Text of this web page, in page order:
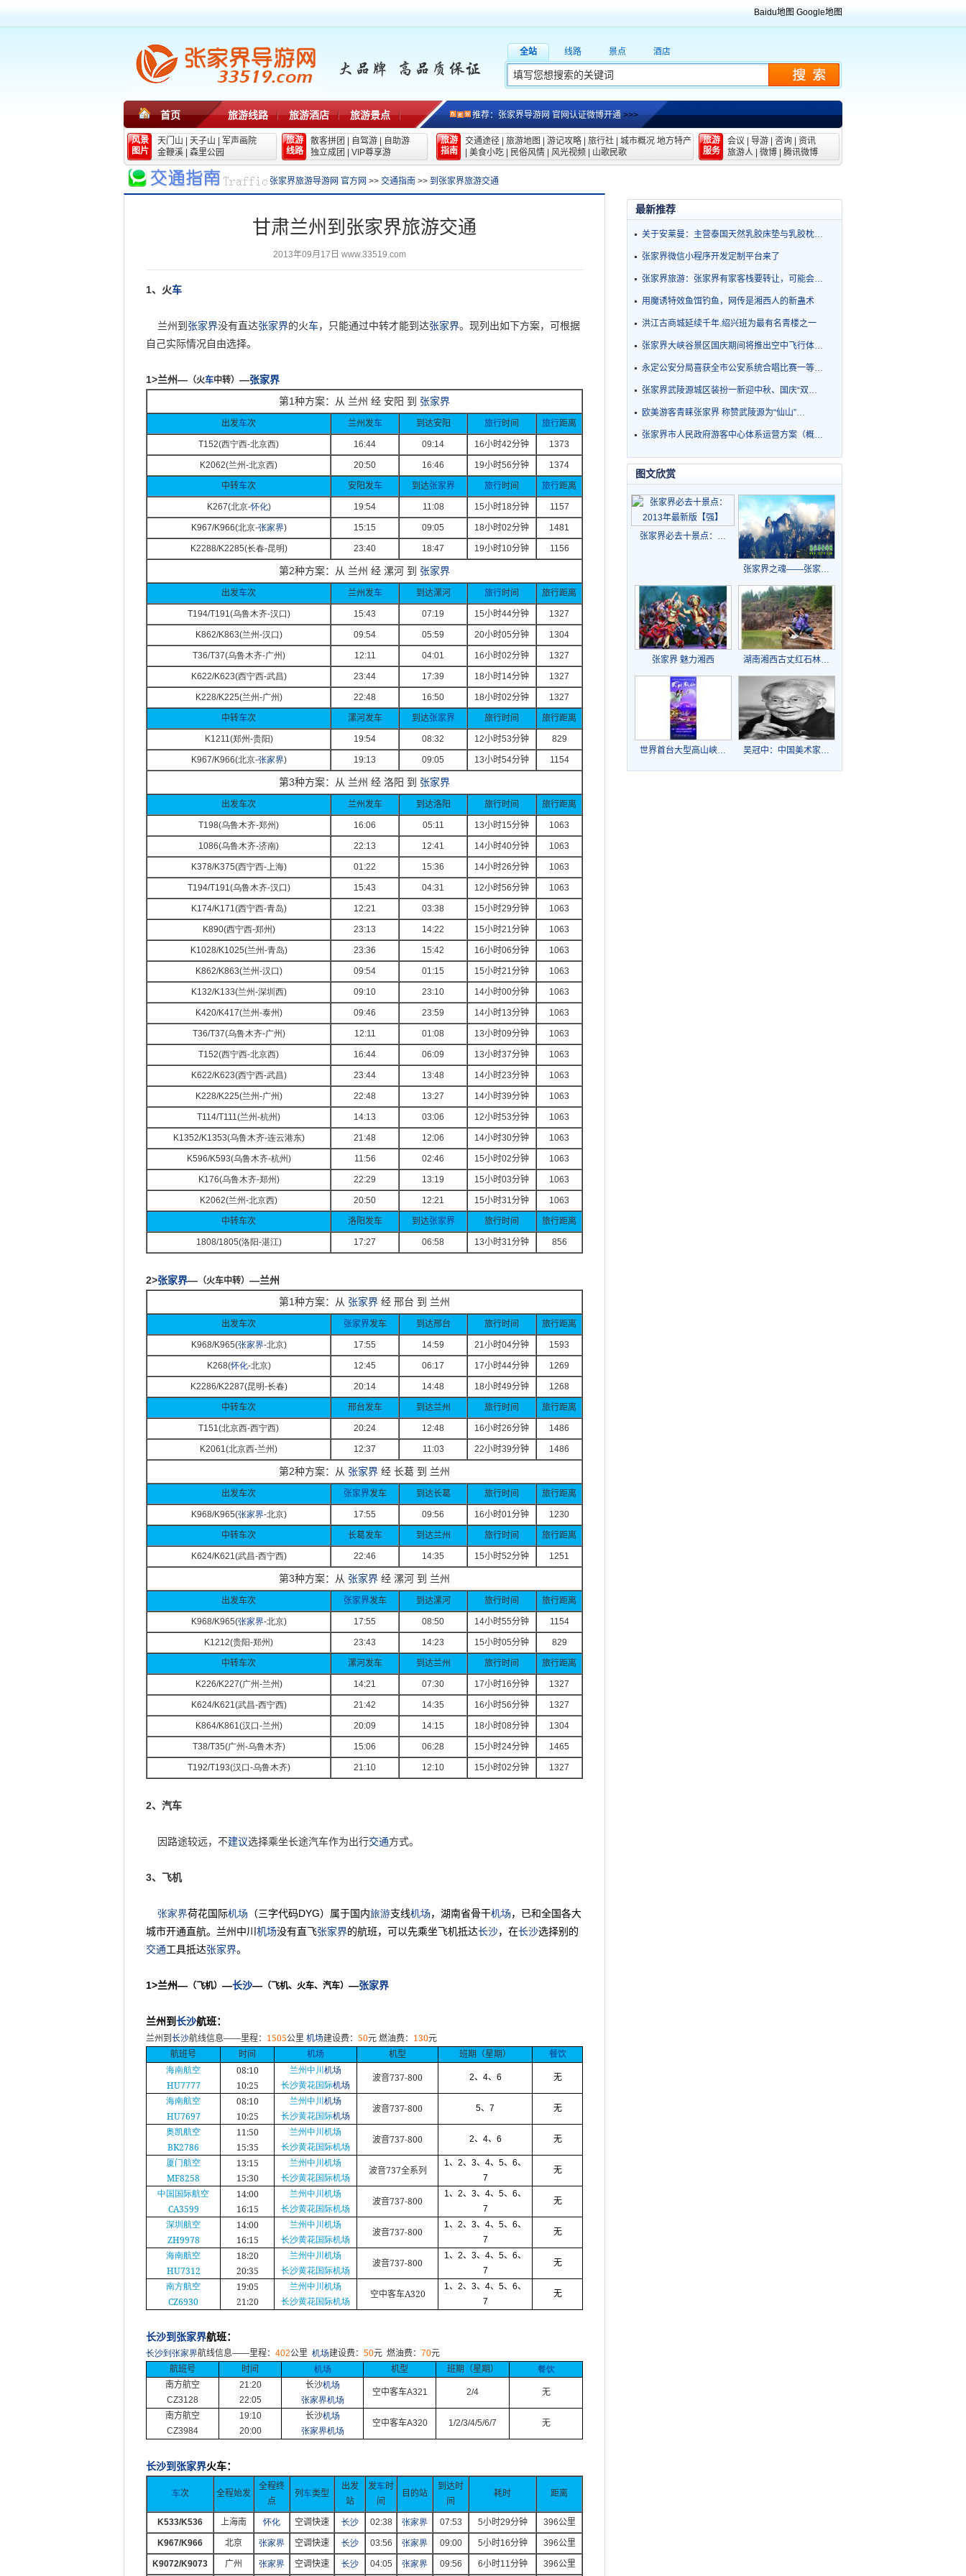
Baidu地图 Google地图
全站 线路 景点 酒店
首页 旅游线路 旅游酒店 旅游景点 推荐：张家界导游网 官网认证微博开通>>>
风景
图片
天门山 天子山
军声画院
金鞭溪
森里公园
旅游
线路
散客拼团 自驾游
自助游
独立成团
VIP尊享游
旅游
指南
交通途径 旅游地图 游记攻略 旅行社 城市概况 地方特产
美食小吃 民俗风情 风光视频 山歌民歌
旅游
服务
会议 导游 咨询
资讯
旅游人
微博 腾讯微博
张家界旅游导游网 官方网 >> 交通指南 >> 到张家界旅游交通
甘肃兰州到张家界旅游交通
2013年09月17日 www.33519.com
1、火车
兰州到 张家界没有直达张家界的火车，只能通过中转才能到达张家界。现列出如下方案，可根据
自己实际情况自由选择。
1>兰州— （火车中转） —张家界
第1种方案：从 兰州 经 安阳 到 张家界
出发车次 兰州发车 到达安阳 旅行时间 旅行距离
T152(西宁西-北京西) 16:44 09:14 16小时42分钟 1373
K2062(兰州-北京西) 20:50 16:46 19小时56分钟 1374
中转车次 安阳发车 到达张家界 旅行时间 旅行距离
K267(北京-怀化) 19:54 11:08 15小时18分钟 1157
K967/K966(北京-张家界) 15:15 09:05 18小时02分钟 1481
K2288/K2285(长春-昆明) 23:40 18:47 19小时10分钟 1156
第2种方案：从 兰州 经 漯河 到 张家界
出发车次 兰州发车 到达漯河 旅行时间 旅行距离
T194/T191(乌鲁木齐-汉口) 15:43 07:19 15小时44分钟 1327
K862/K863(兰州-汉口) 09:54 05:59 20小时05分钟 1304
T36/T37(乌鲁木齐-广州) 12:11 04:01 16小时02分钟 1327
K622/K623(西宁西-武昌) 23:44 17:39 18小时14分钟 1327
K228/K225(兰州-广州) 22:48 16:50 18小时02分钟 1327
中转车次 漯河发车 到达张家界 旅行时间 旅行距离
K1211(郑州-贵阳) 19:54 08:32 12小时53分钟 829
K967/K966(北京-张家界) 19:13 09:05 13小时54分钟 1154
第3种方案：从 兰州 经 洛阳 到 张家界
出发车次 兰州发车 到达洛阳 旅行时间 旅行距离
T198(乌鲁木齐-郑州) 16:06 05:11 13小时15分钟 1063
1086(乌鲁木齐-济南) 22:13 12:41 14小时40分钟 1063
K378/K375(西宁西-上海) 01:22 15:36 14小时26分钟 1063
T194/T191(乌鲁木齐-汉口) 15:43 04:31 12小时56分钟 1063
K174/K171(西宁西-青岛) 12:21 03:38 15小时29分钟 1063
K890(西宁西-郑州) 23:13 14:22 15小时21分钟 1063
K1028/K1025(兰州-青岛) 23:36 15:42 16小时06分钟 1063
K862/K863(兰州-汉口) 09:54 01:15 15小时21分钟 1063
K132/K133(兰州-深圳西) 09:10 23:10 14小时00分钟 1063
K420/K417(兰州-泰州) 09:46 23:59 14小时13分钟 1063
T36/T37(乌鲁木齐-广州) 12:11 01:08 13小时09分钟 1063
T152(西宁西-北京西) 16:44 06:09 13小时37分钟 1063
K622/K623(西宁西-武昌) 23:44 13:48 14小时23分钟 1063
K228/K225(兰州-广州) 22:48 13:27 14小时39分钟 1063
T114/T111(兰州-杭州) 14:13 03:06 12小时53分钟 1063
K1352/K1353(乌鲁木齐-连云港东) 21:48 12:06 14小时30分钟 1063
K596/K593(乌鲁木齐-杭州) 11:56 02:46 15小时02分钟 1063
K176(乌鲁木齐-郑州) 22:29 13:19 15小时03分钟 1063
K2062(兰州-北京西) 20:50 12:21 15小时31分钟 1063
中转车次 洛阳发车 到达张家界 旅行时间 旅行距离
1808/1805(洛阳-湛江) 17:27 06:58 13小时31分钟 856
2>张家界— （火车中转） —兰州
第1种方案：从 张家界 经 邢台 到 兰州
出发车次 张家界发车 到达邢台 旅行时间 旅行距离
K968/K965(张家界-北京) 17:55 14:59 21小时04分钟 1593
K268(怀化-北京) 12:45 06:17 17小时44分钟 1269
K2286/K2287(昆明-长春) 20:14 14:48 18小时49分钟 1268
中转车次 邢台发车 到达兰州 旅行时间 旅行距离
T151(北京西-西宁西) 20:24 12:48 16小时26分钟 1486
K2061(北京西-兰州) 12:37 11:03 22小时39分钟 1486
第2种方案：从 张家界 经 长葛 到 兰州
出发车次 张家界发车 到达长葛 旅行时间 旅行距离
K968/K965(张家界-北京) 17:55 09:56 16小时01分钟 1230
中转车次 长葛发车 到达兰州 旅行时间 旅行距离
K624/K621(武昌-西宁西) 22:46 14:35 15小时52分钟 1251
第3种方案：从 张家界 经 漯河 到 兰州
出发车次 张家界发车 到达漯河 旅行时间 旅行距离
K968/K965(张家界-北京) 17:55 08:50 14小时55分钟 1154
K1212(贵阳-郑州) 23:43 14:23 15小时05分钟 829
中转车次 漯河发车 到达兰州 旅行时间 旅行距离
K226/K227(广州-兰州) 14:21 07:30 17小时16分钟 1327
K624/K621(武昌-西宁西) 21:42 14:35 16小时56分钟 1327
K864/K861(汉口-兰州) 20:09 14:15 18小时08分钟 1304
T38/T35(广州-乌鲁木齐) 15:06 06:28 15小时24分钟 1465
T192/T193(汉口-乌鲁木齐) 21:10 12:10 15小时02分钟 1327
2、汽车
因路途较远，不建议选择乘坐长途汽车作为出行交通方式。
3、飞机
张家界荷花国际机场 （三字代码DYG）属于国内旅游支线机场，湖南省骨干机场，已和全国各大
城市开通直航。兰州中川 机场没有直飞张家界的航班，可以先乘坐飞机抵达长沙，在长沙选择别的
交通工具抵达张家界。
1>兰州— （飞机） —长沙— （飞机、火车、汽车） —张家界
兰州到长沙航班：
兰州到 长沙航线信息——里程： 1505公里 机场建设费： 50元 燃油费： 130元
航班号
时间 机场 机型 班期（星期）
餐饮
海南航空
HU7777
08:10
10:25
兰州中川 机场
长沙黄花国际机场
波音737-800 2、 4、 6 无
海南航空
HU7697
08:10
10:25
兰州中川 机场
长沙黄花国际机场
波音737-800 5、 7 无
奥凯航空
BK2786
11:50
15:35
兰州中川机场
长沙黄花国际机场
波音737-800 2、 4、 6 无
厦门航空
MF8258
13:15
15:30
兰州中川机场
长沙黄花国际机场
波音737全系列
1、 2、 3、 4、 5、 6、
7
无
中国国际航空
CA3599
14:00
16:15
兰州中川机场
长沙黄花国际机场
波音737-800
1、 2、 3、 4、 5、 6、
7
无
深圳航空
ZH9978
14:00
16:15
兰州中川机场
长沙黄花国际机场
波音737-800
1、 2、 3、 4、 5、 6、
7
无
海南航空
HU7312
18:20
20:35
兰州中川机场
长沙黄花国际机场
波音737-800
1、 2、 3、 4、 5、 6、
7
无
南方航空
CZ6930
19:05
21:20
兰州中川机场
长沙黄花国际机场
空中客车A320
1、 2、 3、 4、 5、 6、
7
无
长沙到张家界航班：
长沙到张家界航线信息——里程： 402公里 机场建设费： 50元 燃油费： 70元
航班号
时间 机场 机型 班期（星期）
餐饮
南方航空
CZ3128
21:20
22:05
长沙机场
张家界机场
空中客车A321 2/4 无
南方航空
CZ3984
19:10
20:00
长沙机场
张家界机场
空中客车A320 1/2/3/4/5/6/7 无
长沙到张家界火车：
车次 全程始发
全程终
点
列 车类型
出发
站
发车时
间
目的站
到达时
间
耗时 距离
K533/K536 上海南 怀化 空调快速 长沙 02:38 张家界 07:53 5小时29分钟 396公里
K967/K966 北京 张家界 空调快速 长沙 03:56 张家界 09:00 5小时16分钟 396公里
K9072/K9073 广州 张家界 空调快速 长沙 04:05 张家界 09:56 6小时11分钟 396公里
最新推荐
关于安莱曼：主营泰国天然乳胶床垫与乳胶枕…
张家界微信小程序开发定制平台来了
张家界旅游：张家界有家客栈要转让，可能会…
用魔诱特效鱼饵钓鱼，网传是湘西人的新蛊术
洪江古商城延续千年.绍兴班为最有名青楼之一
张家界大峡谷景区国庆期间将推出空中飞行体…
永定公安分局喜获全市公安系统合唱比赛一等…
张家界武陵源城区装扮一新迎中秋、国庆“双…
欧美游客青睐张家界 称赞武陵源为“仙山”…
张家界市人民政府游客中心体系运营方案（概…
图文欣赏
张家界必去十景点：…
张家界之魂——张家…
张家界 魅力湘西 湖南湘西古丈红石林…
世界首台大型高山峡… 吴冠中：中国美术家…